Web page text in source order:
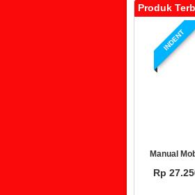
Produk
INDENT
Manual
Rp